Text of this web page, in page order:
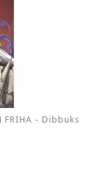
FRIHA - Dibbuks